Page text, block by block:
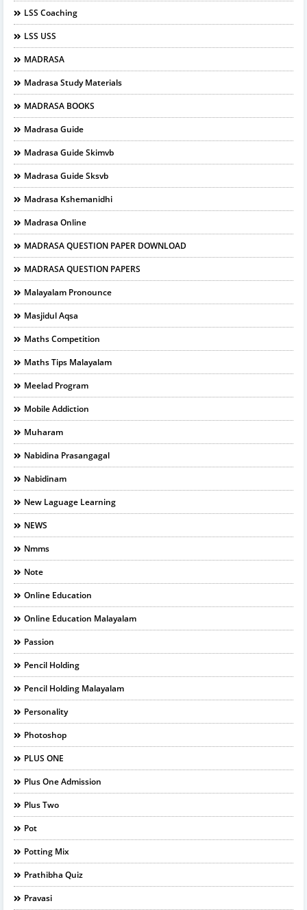
LSS Coaching
LSS USS
MADRASA
Madrasa Study Materials
MADRASA BOOKS
Madrasa Guide
Madrasa Guide Skimvb
Madrasa Guide Sksvb
Madrasa Kshemanidhi
Madrasa Online
MADRASA QUESTION PAPER DOWNLOAD
MADRASA QUESTION PAPERS
Malayalam Pronounce
Masjidul Aqsa
Maths Competition
Maths Tips Malayalam
Meelad Program
Mobile Addiction
Muharam
Nabidina Prasangagal
Nabidinam
New Laguage Learning
NEWS
Nmms
Note
Online Education
Online Education Malayalam
Passion
Pencil Holding
Pencil Holding Malayalam
Personality
Photoshop
PLUS ONE
Plus One Admission
Plus Two
Pot
Potting Mix
Prathibha Quiz
Pravasi